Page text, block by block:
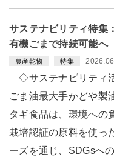
サステナビリティ特集
有機ごまで持続可能へ
農産乾物 特集
◇サステナビリティ
ごま油最大手かどや製
タギ食品は、環境への
栽培認証の原料を使っ
ーズを通じ、SDGsへ